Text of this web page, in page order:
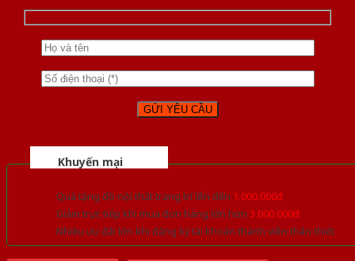
Khuyến mại
Quà tặng đồ nội thất trang trí lên đến 1.000.000đ
Giảm trực tiếp khi mua đơn hàng lớn hơn 3.000.000đ
Nhiều ưu đãi lớn khi đăng ký tài khoản thành viên thân thiết